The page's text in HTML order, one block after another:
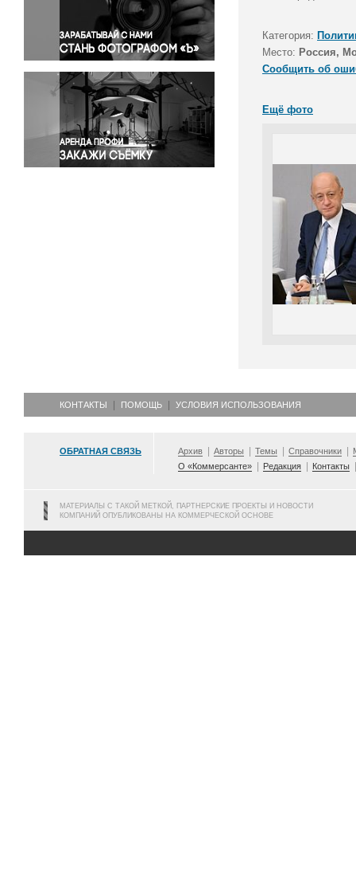
Правосудие
Происшествия и конфликты
Религия
Светская жизнь
Спорт
Экология
Экономика и бизнес
Категория:
Место: Россия,
Сообщить об
Ещё фото
КОНТАКТЫ ПОМОЩЬ УСЛОВИЯ ИСПОЛЬЗОВАНИЯ
ОБРАТНАЯ СВЯЗЬ Архив Авторы Темы Справочники
О «Коммерсанте»
Редакция Контакты
МАТЕРИАЛЫ С ТАКОЙ МЕТКОЙ, ПАРТНЕРСКИЕ ПРОЕКТЫ И НОВОСТИ
КОМПАНИЙ ОПУБЛИКОВАНЫ НА КОММЕРЧЕСКОЙ ОСНОВЕ